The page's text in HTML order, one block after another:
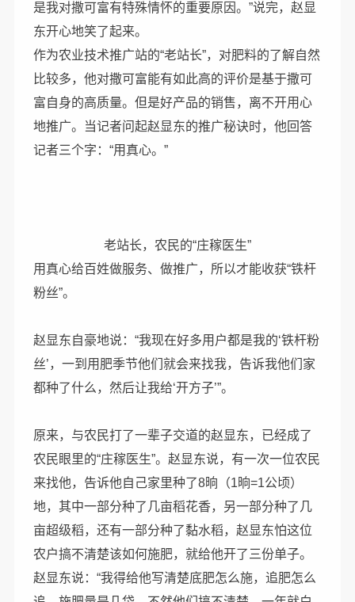
是我对撒可富有特殊情怀的重要原因。”说完，赵显
东开心地笑了起来。
作为农业技术推广站的“老站长”，对肥料的了解自然
比较多，他对撒可富能有如此高的评价是基于撒可
富自身的高质量。但是好产品的销售，离不开用心
地推广。当记者问起赵显东的推广秘诀时，他回答
记者三个字：“用真心。”
老站长，农民的“庄稼医生”
用真心给百姓做服务、做推广，所以才能收获“铁杆
粉丝”。
赵显东自豪地说：“我现在好多用户都是我的‘铁杆粉
丝’，一到用肥季节他们就会来找我，告诉我他们家
都种了什么，然后让我给‘开方子’”。
原来，与农民打了一辈子交道的赵显东，已经成了
农民眼里的“庄稼医生”。赵显东说，有一次一位农民
来找他，告诉他自己家里种了8晌（1晌=1公顷）
地，其中一部分种了几亩稻花香，另一部分种了几
亩超级稻，还有一部分种了黏水稻，赵显东怕这位
农户搞不清楚该如何施肥，就给他开了三份单子。
赵显东说：“我得给他写清楚底肥怎么施，追肥怎么